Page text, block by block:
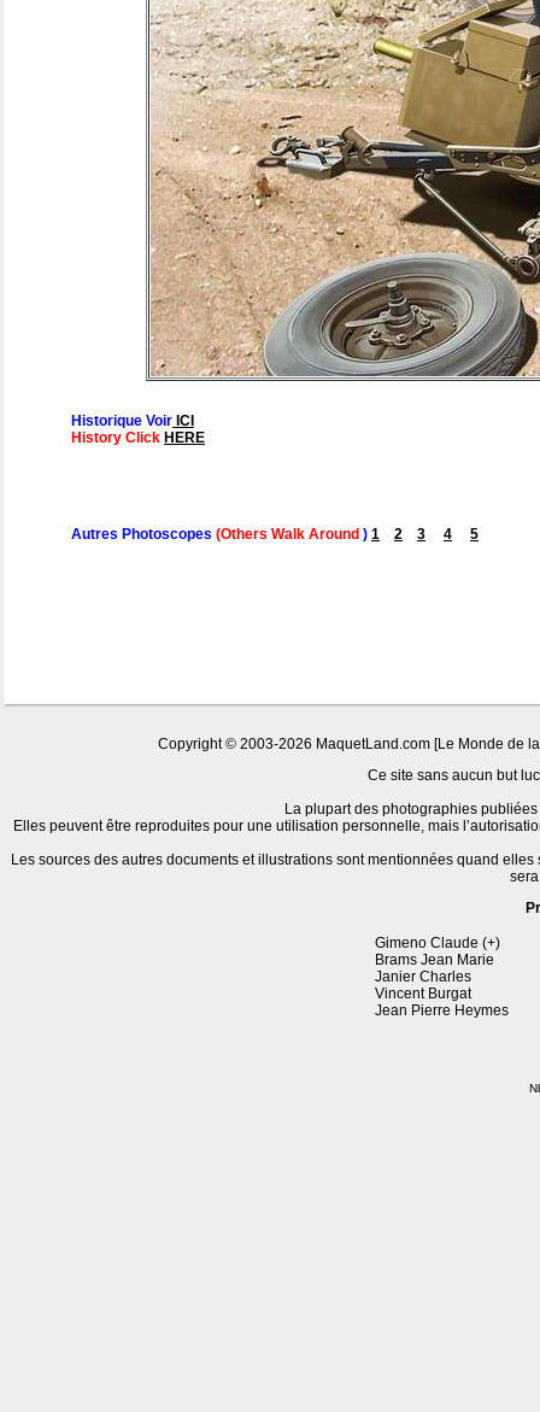
Historique Voir ICI
History Click HERE
Autres Photoscopes (Others Walk Around ) 1 2 3 4 5
Copyright © 2003-2026 MaquetLand.com [Le Monde de
Ce site sans aucun but
La plupart des photographies
Elles peuvent être reproduites pour une utilisation personnelle, mais
Les sources des autres documents et illustrations sont mentionnées quand
Gimeno Claude (+)
Brams Jean Marie
Janier Charles
Vincent Burgat
Jean Pierre Heymes